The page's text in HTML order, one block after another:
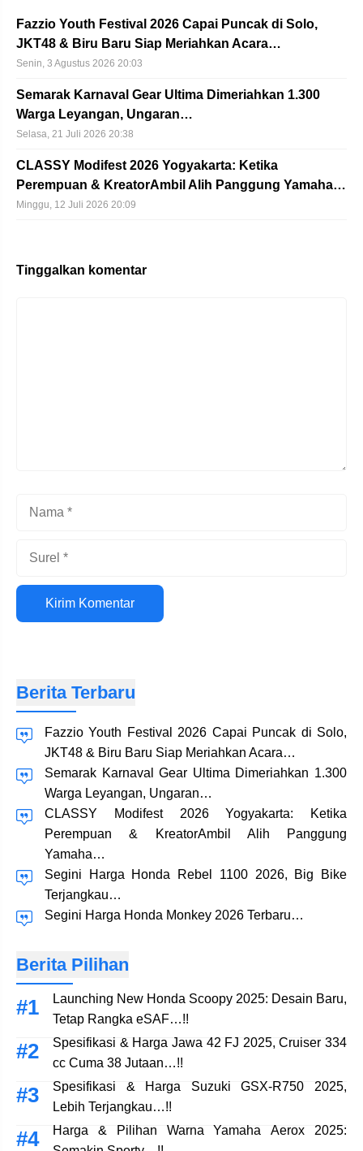
Fazzio Youth Festival 2026 Capai Puncak di Solo,
JKT48 & Biru Baru Siap Meriahkan Acara…
Senin, 3 Agustus 2026 20:03
Semarak Karnaval Gear Ultima Dimeriahkan 1.300
Warga Leyangan, Ungaran…
Selasa, 21 Juli 2026 20:38
CLASSY Modifest 2026 Yogyakarta: Ketika
Perempuan & KreatorAmbil Alih Panggung Yamaha…
Minggu, 12 Juli 2026 20:09
Tinggalkan komentar
Situs
web
Berita Terbaru
Fazzio Youth Festival 2026 Capai Puncak di Solo,
JKT48 & Biru Baru Siap Meriahkan Acara…
Semarak Karnaval Gear Ultima Dimeriahkan 1.300
Warga Leyangan, Ungaran…
CLASSY Modifest 2026 Yogyakarta: Ketika
Perempuan & KreatorAmbil Alih Panggung
Yamaha…
Segini Harga Honda Rebel 1100 2026, Big Bike
Terjangkau…
Segini Harga Honda Monkey 2026 Terbaru…
Berita Pilihan
Launching New Honda Scoopy 2025: Desain Baru,
Tetap Rangka eSAF…!!
Spesifikasi & Harga Jawa 42 FJ 2025, Cruiser 334
cc Cuma 38 Jutaan…!!
Spesifikasi & Harga Suzuki GSX-R750 2025,
Lebih Terjangkau…!!
Harga & Pilihan Warna Yamaha Aerox 2025: